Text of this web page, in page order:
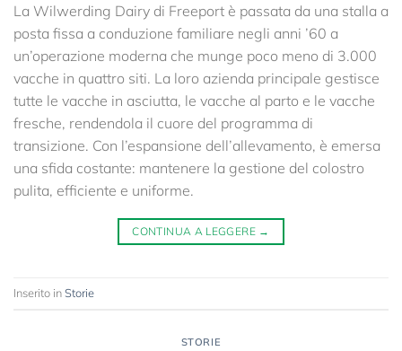
La Wilwerding Dairy di Freeport è passata da una stalla a
posta fissa a conduzione familiare negli anni ’60 a
un’operazione moderna che munge poco meno di 3.000
vacche in quattro siti. La loro azienda principale gestisce
tutte le vacche in asciutta, le vacche al parto e le vacche
fresche, rendendola il cuore del programma di
transizione. Con l’espansione dell’allevamento, è emersa
una sfida costante: mantenere la gestione del colostro
pulita, efficiente e uniforme.
CONTINUA A LEGGERE →
Inserito inStorie
STORIE